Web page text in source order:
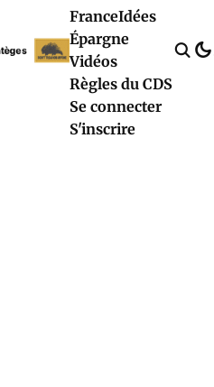
FranceIdées
Épargne
Vidéos
Règles du CDS
Se connecter
S'inscrire